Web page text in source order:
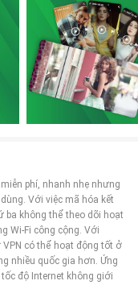
phí, nhanh nhẹ nhưng
Với việc mã hóa kết
ba không thể theo dõi hoạt
Wi-Fi công cộng. Với
có thể hoạt động tốt ở
nhiều quốc gia hơn. Ứng
độ Internet không giới